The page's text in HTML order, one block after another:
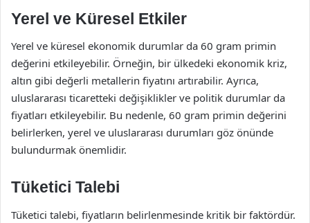
Yerel ve Küresel Etkiler
Yerel ve küresel ekonomik durumlar da 60 gram primin
değerini etkileyebilir. Örneğin, bir ülkedeki ekonomik kriz,
altın gibi değerli metallerin fiyatını artırabilir. Ayrıca,
uluslararası ticaretteki değişiklikler ve politik durumlar da
fiyatları etkileyebilir. Bu nedenle, 60 gram primin değerini
belirlerken, yerel ve uluslararası durumları göz önünde
bulundurmak önemlidir.
Tüketici Talebi
Tüketici talebi, fiyatların belirlenmesinde kritik bir faktördür.